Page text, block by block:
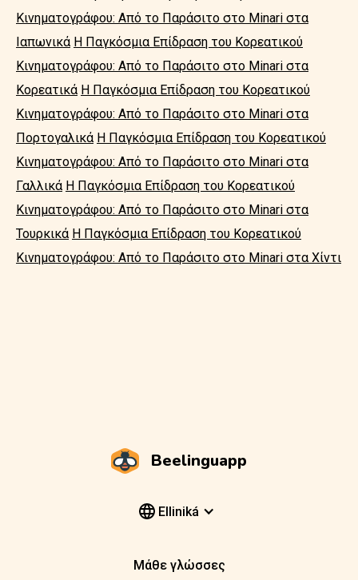
Κινηματογράφου: Από το Παράσιτο στο Minari στα
Ιαπωνικά Η Παγκόσμια Επίδραση του Κορεατικού
Κινηματογράφου: Από το Παράσιτο στο Minari στα
Κορεατικά Η Παγκόσμια Επίδραση του Κορεατικού
Κινηματογράφου: Από το Παράσιτο στο Minari στα
Πορτογαλικά Η Παγκόσμια Επίδραση του Κορεατικού
Κινηματογράφου: Από το Παράσιτο στο Minari στα
Γαλλικά Η Παγκόσμια Επίδραση του Κορεατικού
Κινηματογράφου: Από το Παράσιτο στο Minari στα
Τουρκικά Η Παγκόσμια Επίδραση του Κορεατικού
Κινηματογράφου: Από το Παράσιτο στο Minari στα Χίντι
Beelinguapp
Elliniká
Μάθε γλώσσες